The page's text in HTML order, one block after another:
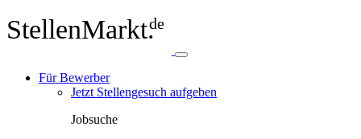
StellenMarkt.de
Für Bewerber
Jetzt Stellengesuch aufgeben
Jobsuche